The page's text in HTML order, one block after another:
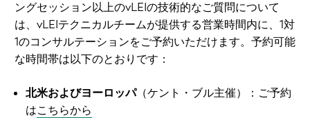
ングセッション以上のvLEIの技術的なご質問について
は、vLEIテクニカルチームが提供する営業時間内に、1対
1のコンサルテーションをご予約いただけます。予約可能
な時間帯は以下のとおりです：
北米およびヨーロッパ（ケント・ブル主催）：ご予約
はこちらから